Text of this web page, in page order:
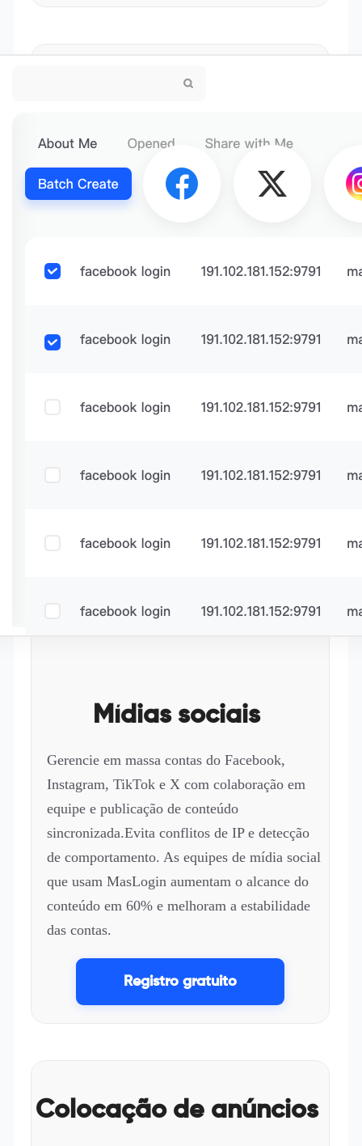
Mídias sociais
Gerencie em massa contas do Facebook,
Instagram, TikTok e X com colaboração em
equipe e publicação de conteúdo
sincronizada.Evita conflitos de IP e detecção
de comportamento. As equipes de mídia social
que usam MasLogin aumentam o alcance do
conteúdo em 60% e melhoram a estabilidade
das contas.
Registro gratuito
Colocação de anúncios